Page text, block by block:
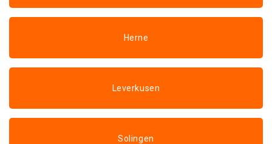
Herne
Leverkusen
Solingen